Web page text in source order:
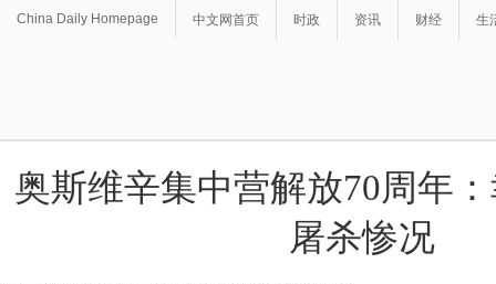
China Daily Homepage 中文网首页 时政 资讯 财经 生
奥斯维辛集中营解放70周年
屠杀惨况